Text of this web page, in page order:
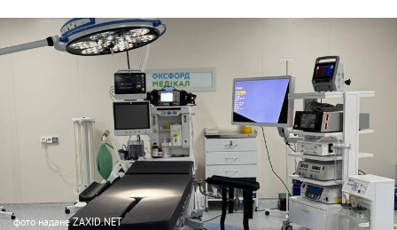
фото надане ZAXID.NET